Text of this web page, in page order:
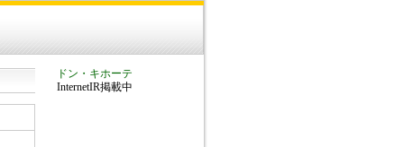
ドン・キホーテ
InternetIR掲載中